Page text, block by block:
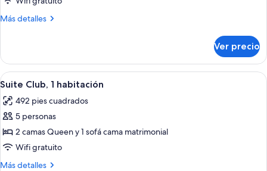
Club,
Más detalles
Más
Club,
habitación
Ver precio
Abrir
todas
las
fotos
de
Suite
Club,
Habitación de hotel con sofá,
8
Suite Club, 1 habitación
492 pies cuadrados
5 personas
2 camas Queen y 1 sofá cama matrimonial
Wifi gratuito
Más detalles
Más